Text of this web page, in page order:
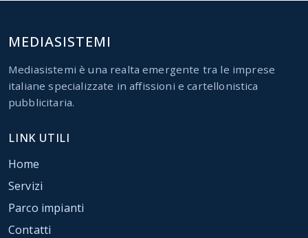
MEDIASISTEMI
Mediasistemi è una realta emergente tra le imprese
italiane specializzate in affissioni e cartellonistica
pubblicitaria.
LINK UTILI
Home
Servizi
Parco impianti
Contatti